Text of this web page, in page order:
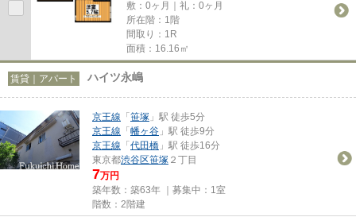
敷：0ヶ月｜礼：0ヶ月
所在階：1階
間取り：1R
面積：16.16㎡
賃貸｜アパート ハイツ永嶋
京王線 「笹塚 」駅 徒歩5分
京王線 「幡ヶ谷 」駅 徒歩9分
京王線 「代田橋 」駅 徒歩16分
東京都渋谷区笹塚 ２丁目
7万円
築年数：築63年 ｜募集中： 1室
階数：2階建